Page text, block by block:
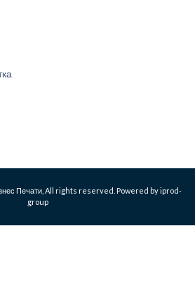
Печати, All rights reserved. Powered by iprod-
group